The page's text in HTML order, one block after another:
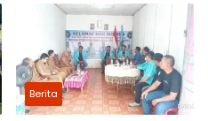
Diperhatikan Pemerintah
Kabupaten Langkat
Berita